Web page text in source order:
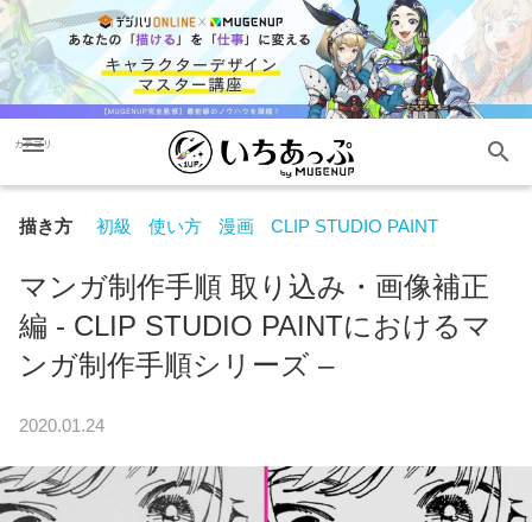
menu
カテゴリ search
描き方 初級 使い方 漫画 CLIP STUDIO PAINT
マンガ制作手順 取り込み・画像補正
編 - CLIP STUDIO PAINTにおけるマ
ンガ制作手順シリーズ –
2020.01.24